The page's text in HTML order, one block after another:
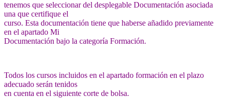
tenemos que seleccionar del desplegable Documentación asociada
una que certifique el
curso. Esta documentación tiene que haberse añadido previamente
en el apartado Mi
Documentación bajo la categoría Formación.
Todos los cursos incluidos en el apartado formación en el plazo
adecuado serán tenidos
en cuenta en el siguiente corte de bolsa.